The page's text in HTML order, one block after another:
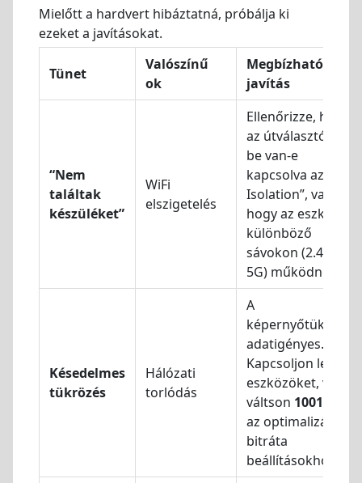
Mielőtt a hardvert hibáztatná, próbálja ki
ezeket a javításokat.
Tünet
Valószínű
ok
Megbízható
javítás
“Nem
találtak
készüléket”
WiFi
elszigetelés
Ellenőrizze, hogy
az útválasztóján
be van-e
kapcsolva az “AP
Isolation”, vagy
hogy az eszközök
különböző
sávokon (2.4G vs.
5G) működnek-e.
Késedelmes
tükrözés
Hálózati
torlódás
A
képernyőtükrözés
adatigényes.
Kapcsoljon le más
eszközöket, vagy
váltson 1001 TVs
az optimalizált
bitráta
beállításokhoz.